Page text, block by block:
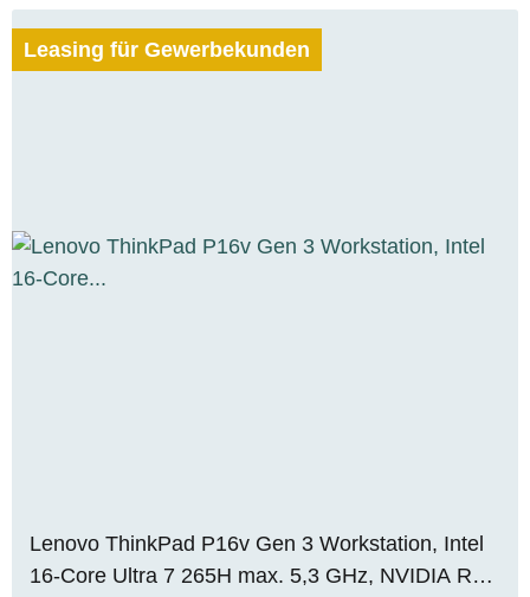
Leasing für Gewerbekunden
Lenovo ThinkPad P16v Gen 3 Workstation, Intel
16-Core Ultra 7 265H max. 5,3 GHz, NVIDIA RTX